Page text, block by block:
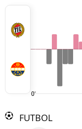
0'
FUTBOL